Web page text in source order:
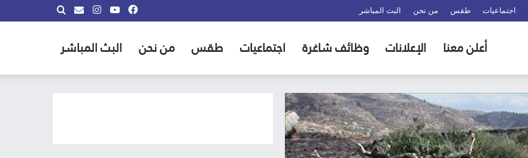
اجتماعيات طقس من نحن البث المباشر بحث
info@almadina.tvانستقراميوتيوب
فيسبوك
أعلن معنا الإعلانات وظائف شاغرة اجتماعيات طقس من نحن البث المباشر